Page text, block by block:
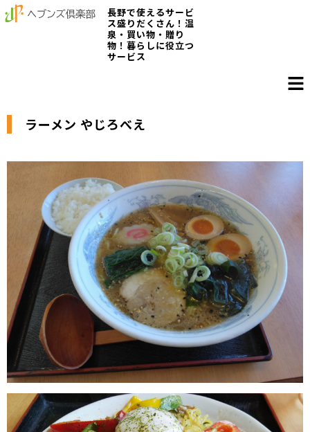
長野で使えるサービ
ス盛りだくさん！温
泉・買い物・贈り
物！暮らしに役立つ
サービス
ラーメン やじろべえ